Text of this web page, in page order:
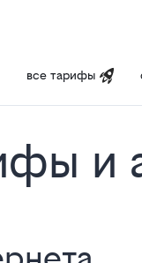
все тарифы
и